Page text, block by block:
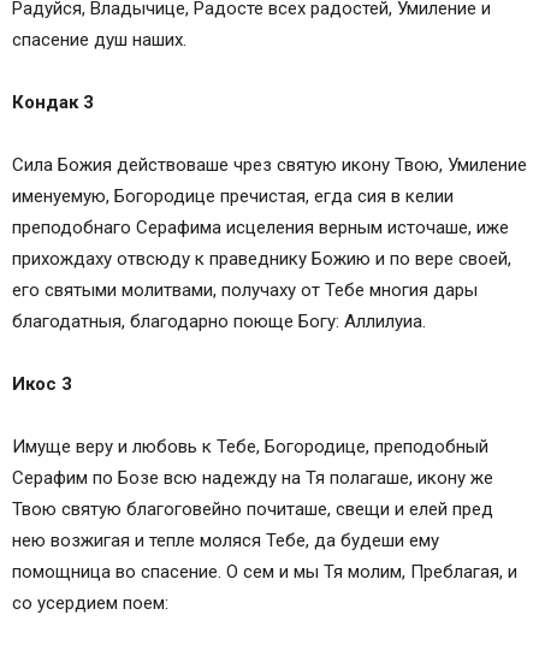
Радуйся, Владычице, Радосте всех радостей, Умиление и
спасение душ наших.
Кондак 3
Сила Божия действоваше чрез святую икону Твою, Умиление
именуемую, Богородице пречистая, егда сия в келии
преподобнаго Серафима исцеления верным источаше, иже
прихождаху отвсюду к праведнику Божию и по вере своей,
его святыми молитвами, получаху от Тебе многия дары
благодатныя, благодарно поюще Богу: Аллилуиа.
Икос 3
Имуще веру и любовь к Тебе, Богородице, преподобный
Серафим по Бозе всю надежду на Тя полагаше, икону же
Твою святую благоговейно почиташе, свещи и елей пред
нею возжигая и тепле моляся Тебе, да будеши ему
помощница во спасение. О сем и мы Тя молим, Преблагая, и
со усердием поем: